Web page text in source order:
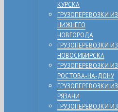
КУРСКА
ГРУЗОПЕРЕВОЗКИ ИЗ
НИЖНЕГО
НОВГОРОДА
ГРУЗОПЕРЕВОЗКИ ИЗ
НОВОСИБИРСКА
ГРУЗОПЕРЕВОЗКИ ИЗ
РОСТОВА-НА-ДОНУ
ГРУЗОПЕРЕВОЗКИ ИЗ
РЯЗАНИ
ГРУЗОПЕРЕВОЗКИ ИЗ